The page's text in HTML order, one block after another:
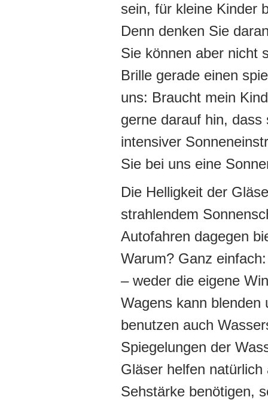
sein, für kleine Kinder
Denn denken Sie
Sie können aber nicht
Brille gerade einen
uns: Braucht mein
gerne darauf hin,
intensiver
Sie bei uns eine
Die Helligkeit der
strahlendem
Autofahren dagegen
Warum? Ganz
– weder die eigene
Wagens kann blenden
benutzen auch
Spiegelungen der
Gläser helfen
Sehstärke benötigen,